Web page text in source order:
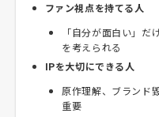
ファン視点を持てる人
「自分が面白い」
を考えられる
IPを大切にできる人
原作理解、ブランド
重要